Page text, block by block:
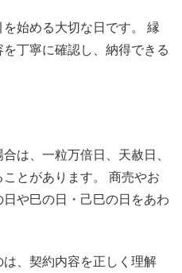
始める大切な日です。 縁
丁寧に確認し、納得できる
は、一粒万倍日、天赦日、
とがあります。 商売やお
や巳の日・己巳の日をあわ
、契約内容を正しく理解